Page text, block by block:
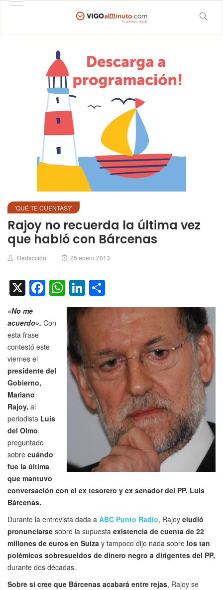
'QUÉ TE CUENTAS?'
Rajoy no recuerda la última vez
que habló con Bárcenas
Author
Redacción
Posted
25 enero 2013
X Facebook
WhatsApp
LinkedIn
«No me
acuerdo». Con
esta frase
contestó este
viernes el
presidente del
Gobierno,
Mariano
Rajoy, al
periodista Luis
del Olmo,
preguntado
sobre cuándo
fue la última
que mantuvo
conversación con el ex tesorero y ex senador del PP, Luis
Bárcenas.
Durante la entrevista dada a ABC Punto Radio, Rajoy eludió
pronunciarse sobre la supuesta existencia de cuenta de 22
millones de euros en Suiza y tampoco dijo nada sobre los tan
polémicos sobresueldos de dinero negro a dirigentes del PP,
durante dos décadas.
Sobre si cree que Bárcenas acabará entre rejas, Rajoy se